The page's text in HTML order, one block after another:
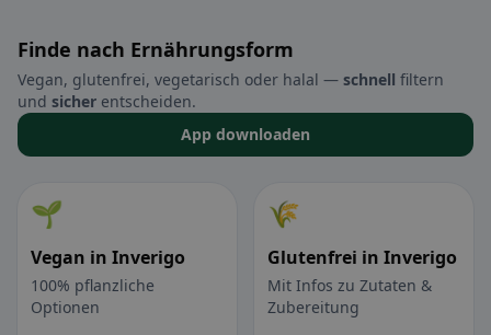
Finde nach Ernährungsform
Vegan, glutenfrei, vegetarisch oder halal — schnell filtern
und sicher entscheiden.
App downloaden
🌱
Vegan in Inverigo
100% pflanzliche
Optionen
🌾
Glutenfrei in Inverigo
Mit Infos zu Zutaten &
Zubereitung